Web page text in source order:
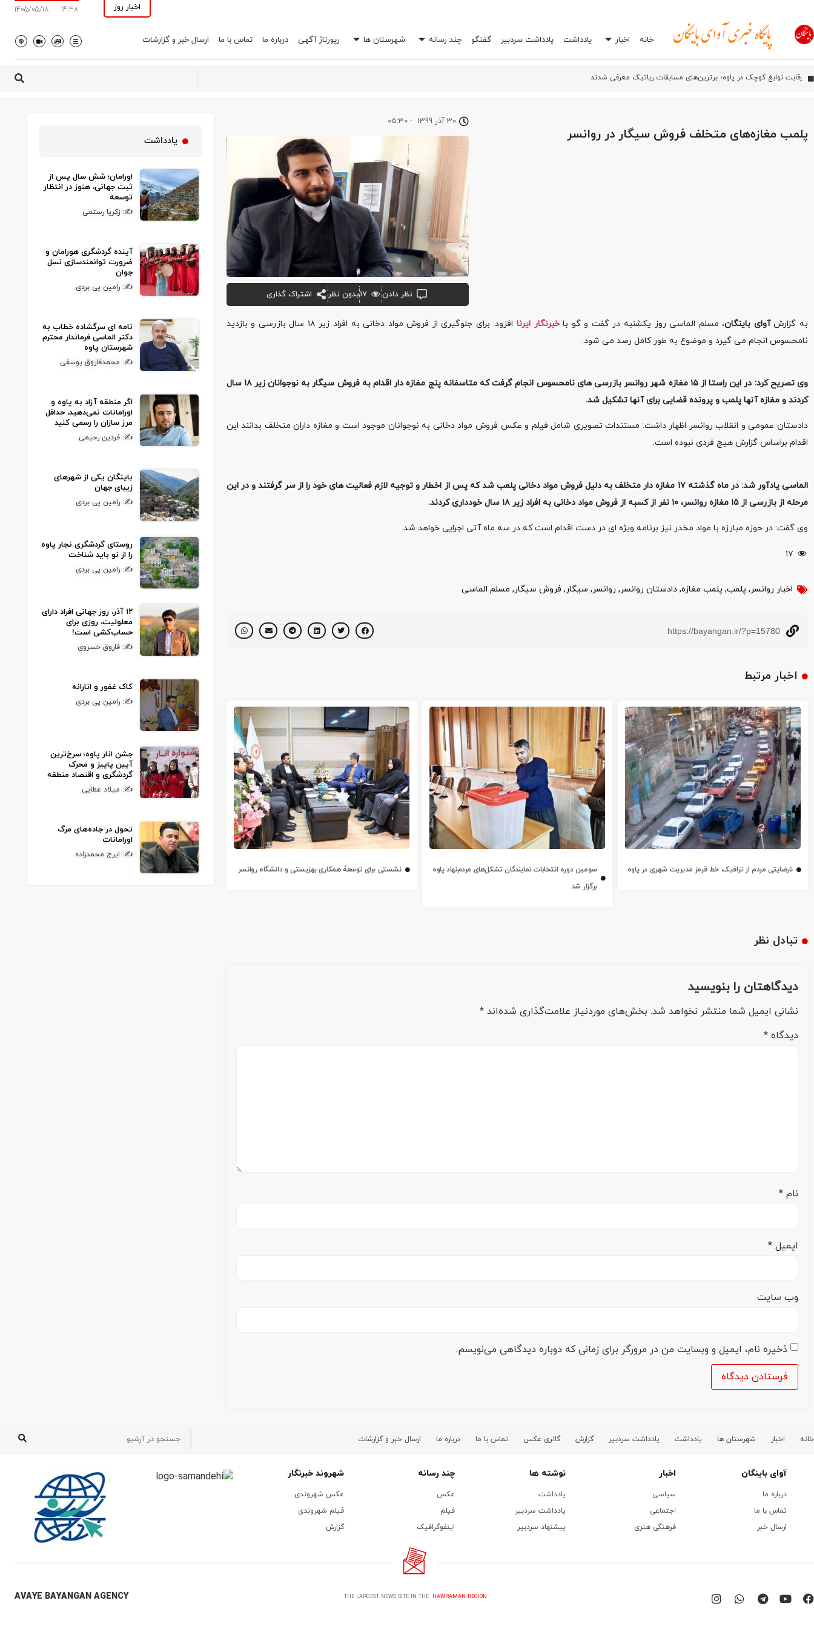
اخبار روز 14:38
1405/05/18
خانه اخبار یادداشت یادداشت سردبیر گفتگو چند رسانه شهرستان ها رپورتاژ آگهی درباره ما تماس با ما ارسال خبر و گزارشات
رقابت نوابغ کوچک در پاوه؛ برترین‌های مسابقات رباتیک معرفی شدند
آیین بهره‌برداری از شبکه فیبر نوری آسیاتک در روانسر
افشاگری درباره یک اشتباه رایج در تعمیرگاه‌ها: چرا انتخاب اشتباه جعبه بکس می‌تواند خرج شما را چند برابر کند؟
اورامان؛ شش سال پس از ثبت جهانی، هنوز در انتظار توسعه
پلمب مغازه‌های متخلف فروش سیگار در روانسر
30 آذر 1399 -
05:30
نظر دادن ۱۷بدون نظر اشتراک گذاری
به گزارشآوای باینگان، مسلم الماسی روز یکشنبه در گفت و گو باخبرنگار ایرنا
افزود: برای جلوگیری از فروش مواد دخانی به افراد زیر ۱٨ سال بازرسی و بازدید
نامحسوس انجام می گیرد و موضوع به طور کامل رصد می شود.
وی تصریح کرد: در این راستا از ۱۵ مغازه شهر روانسر بازرسی های نامحسوس انجام گرفت که متاسفانه پنج مغازه دار اقدام به فروش سیگار به نوجوانان زیر ۱۸ سال
کردند و مغازه آنها پلمب و پرونده قضایی برای آنها تشکیل شد.
دادستان عمومی و انقلاب روانسر اظهار داشت: مستندات تصویری شامل فیلم و عکس فروش مواد دخانی به نوجوانان موجود است و مغازه داران متخلف بدانند این
اقدام براساس گزارش هیچ فردی نبوده است.
الماسی یادآور شد: در ماه گذشته ۱۷ مغازه دار متخلف به دلیل فروش مواد دخانی پلمب شد که پس از اخطار و توجیه لازم فعالیت های خود را از سر گرفتند و در این
مرحله از بازرسی از ۱۵ مغازه روانسر، ۱۰ نفر از کسبه از فروش مواد دخانی به افراد زیر ۱٨ سال خودداری کردند.
وی گفت: در حوزه مبارزه با مواد مخدر نیز برنامه ویژه ای در دست اقدام است که در سه ماه آتی اجرایی خواهد شد.
۱۷
اخبار روانسر , پلمب, پلمب مغازه, دادستان روانسر , روانسر , سیگار , فروش سیگار , مسلم الماسی
https://bayangan.ir/?p=15780
اخبار مرتبط
نارضایتی مردم از ترافیک، خط قرمز مدیریت شهری در پاوه
سومین دوره انتخابات نمایندگان تشکل‌های مردم‌نهاد پاوه
برگزار شد
نشستی برای توسعۀ همکاری بهزیستی و دانشگاه روانسر
تبادل نظر
دیدگاهتان را بنویسید
نشانی ایمیل شما منتشر نخواهد شد. بخش‌های موردنیاز علامت‌گذاری شده‌اند *
دیدگاه *
نام *
ایمیل *
وب‌ سایت
ذخیره نام، ایمیل و وبسایت من در مرورگر برای زمانی که دوباره دیدگاهی می‌نویسم.
یادداشت
اورامان؛ شش سال پس از
ثبت جهانی، هنوز در انتظار
توسعه
✍: زکریا رستمی
آینده گردشگری هورامان و
ضرورت توانمندسازی نسل
جوان
✍: رامین پی بردی
نامه ای سرگشاده خطاب به
دکتر الماسی فرماندار محترم
شهرستان پاوه
✍: محمدفاروق یوسفی
اگر منطقه آزاد به پاوه و
اورامانات نمی‌دهید، حداقل
مرز سازان را رسمی کنید
✍: فردین رحیمی
باینگان یکی از شهرهای
زیبای جهان
✍: رامین پی بردی
روستای گردشگری نجار پاوه
را از نو باید شناخت
✍: رامین پی بردی
۱۲ آذر، روز جهانی افراد دارای
معلولیت، روزی برای
حساب‌کشی است!
✍: فاروق خسروی
کاک غفور و انارانه
✍: رامین پی بردی
جشن انار پاوه؛ سرخ‌ترین
آیین پاییز و محرک
گردشگری و اقتصاد منطقه
✍: میلاد عطایی
تحول در جاده‌های مرگ
اورامانات
✍: ایرج محمدزاده
خانه اخبار شهرستان ها یادداشت یادداشت سردبیر گزارش گالری عکس تماس با ما درباره ما ارسال خبر و گزارشات
آوای باینگان
درباره ما
تماس با ما
ارسال خبر
اخبار
سیاسی
اجتماعی
فرهنگی هنری
نوشته ها
یادداشت
یادداشت سردبیر
پیشنهاد سردبیر
چند رسانه
عکس
فیلم
اینفوگرافیک
شهروند خبرنگار
عکس شهروندی
فیلم شهروندی
گزارش
THE LARGEST NEWS SITE IN THE HAWRAMAN REGION
AVAYE BAYANGAN AGENCY